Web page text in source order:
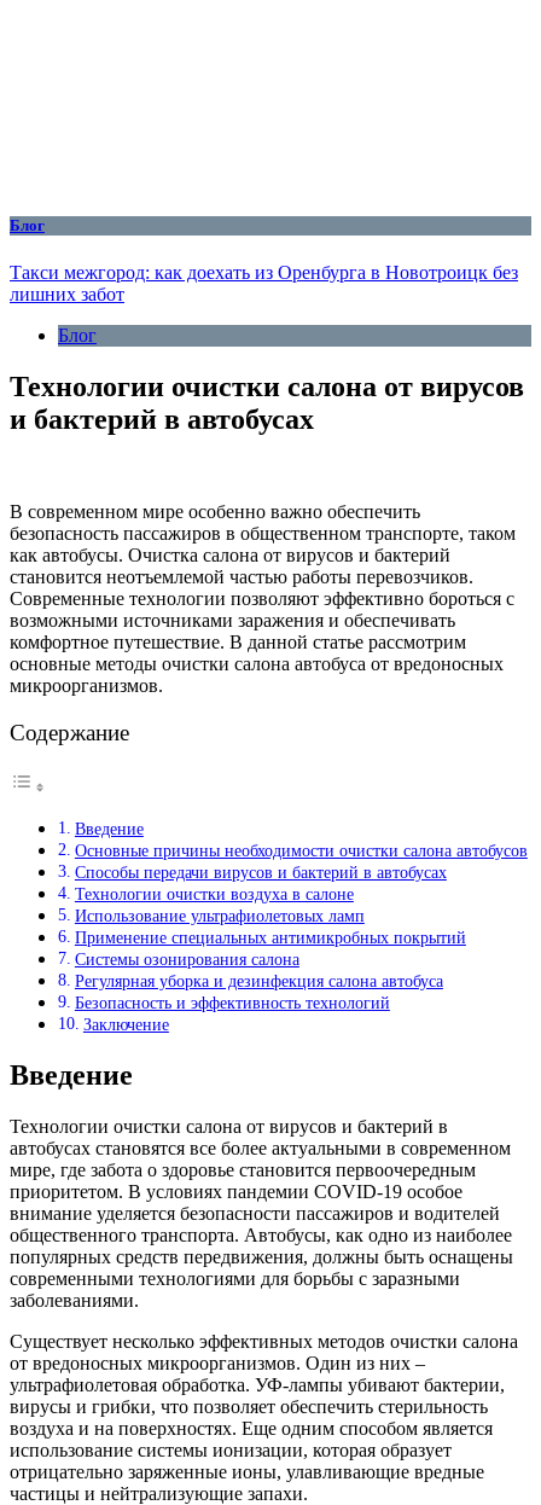
Блог
Такси межгород: как доехать из Оренбурга в Новотроицк без
лишних забот
Блог
Технологии очистки салона от вирусов
и бактерий в автобусах
В современном мире особенно важно обеспечить
безопасность пассажиров в общественном транспорте, таком
как автобусы. Очистка салона от вирусов и бактерий
становится неотъемлемой частью работы перевозчиков.
Современные технологии позволяют эффективно бороться с
возможными источниками заражения и обеспечивать
комфортное путешествие. В данной статье рассмотрим
основные методы очистки салона автобуса от вредоносных
микроорганизмов.
Содержание
Введение
Основные причины необходимости очистки салона автобусов
Способы передачи вирусов и бактерий в автобусах
Технологии очистки воздуха в салоне
Использование ультрафиолетовых ламп
Применение специальных антимикробных покрытий
Системы озонирования салона
Регулярная уборка и дезинфекция салона автобуса
Безопасность и эффективность технологий
Заключение
Введение
Технологии очистки салона от вирусов и бактерий в
автобусах становятся все более актуальными в современном
мире, где забота о здоровье становится первоочередным
приоритетом. В условиях пандемии COVID-19 особое
внимание уделяется безопасности пассажиров и водителей
общественного транспорта. Автобусы, как одно из наиболее
популярных средств передвижения, должны быть оснащены
современными технологиями для борьбы с заразными
заболеваниями.
Существует несколько эффективных методов очистки салона
от вредоносных микроорганизмов. Один из них –
ультрафиолетовая обработка. УФ-лампы убивают бактерии,
вирусы и грибки, что позволяет обеспечить стерильность
воздуха и на поверхностях. Еще одним способом является
использование системы ионизации, которая образует
отрицательно заряженные ионы, улавливающие вредные
частицы и нейтрализующие запахи.